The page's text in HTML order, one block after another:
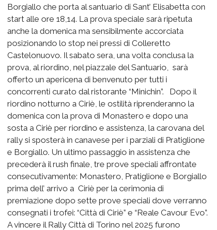
Borgiallo che porta al santuario di Sant’ Elisabetta con
start alle ore 18,14. La prova speciale sarà ripetuta
anche la domenica ma sensibilmente accorciata
posizionando lo stop nei pressi di Colleretto
Castelonuovo. Il sabato sera, una volta conclusa la
prova, al riordino, nel piazzale del Santuario, sarà
offerto un apericena di benvenuto per tutti i
concorrenti curato dal ristorante “Minichin”. Dopo il
riordino notturno a Ciriè, le ostilità riprenderanno la
domenica con la prova di Monastero e dopo una
sosta a Ciriè per riordino e assistenza, la carovana del
rally si sposterà in canavese per i parziali di Pratiglione
e Borgiallo. Un ultimo passaggio in assistenza che
precederà il rush finale, tre prove speciali affrontate
consecutivamente: Monastero, Pratiglione e Borgiallo
prima dell’ arrivo a Ciriè per la cerimonia di
premiazione dopo sette prove speciali dove verranno
consegnati i trofei: “Città di Ciriè” e “Reale Cavour Evo”.
A vincere il Rally Città di Torino nel 2025 furono